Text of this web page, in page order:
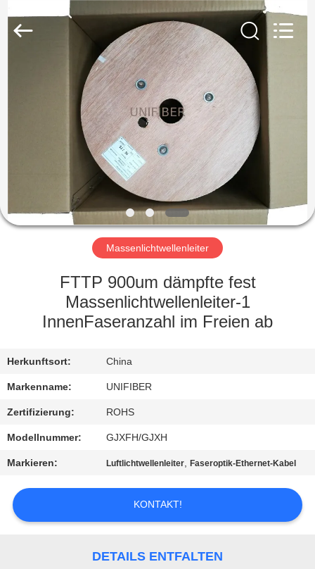
PRODUKTE
FABRIK-
AUSFLUG
QUALITÄTSKONTROLLE
SIE
MIT
UNS
IN
VERBINDUNG
NACHRICHTEN
FORDERN
Co.,Ltd.
Massenlichtwellenleiter
FTTP 900um dämpfte fest
Massenlichtwellenleiter-1
InnenFaseranzahl im Freien ab
Herkunftsort: China
Markenname: UNIFIBER
Zertifizierung: ROHS
Modellnummer: GJXFH/GJXH
Markieren: Luftlichtwellenleiter,Faseroptik-Ethernet-Kabel
KONTAKT!
DETAILS ENTFALTEN